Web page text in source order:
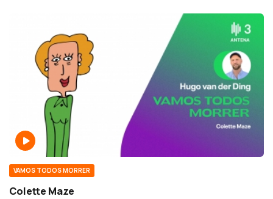
VAMOS TODOS MORRER
Colette Maze